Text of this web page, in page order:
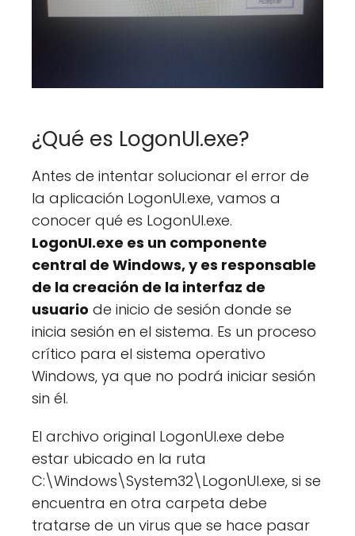
¿Qué es LogonUI.exe?
Antes de intentar solucionar el error de
la aplicación LogonUI.exe, vamos a
conocer qué es LogonUI.exe.
LogonUI.exe es un componente
central de Windows, y es responsable
de la creación de la interfaz de
usuario de inicio de sesión donde se
inicia sesión en el sistema. Es un proceso
crítico para el sistema operativo
Windows, ya que no podrá iniciar sesión
sin él.
El archivo original LogonUI.exe debe
estar ubicado en la ruta
C:\Windows\System32\LogonUI.exe, si se
encuentra en otra carpeta debe
tratarse de un virus que se hace pasar